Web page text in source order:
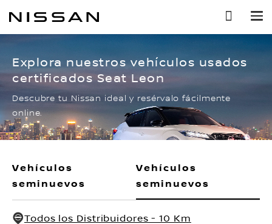
contenido
Explora nuestros vehículos usados
certificados Seat Leon
Descubre tu Nissan ideal y resérvalo fácilmente
online.
Vehículos
seminuevos
Vehículos
seminuevos
Todos los Distribuidores - 10 Km